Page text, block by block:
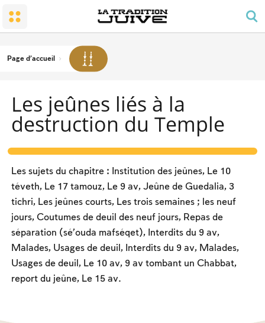
L’honneur dû aux parents
Joies familiales
Deuil
La conversion
Prière et ordonnancement de la journée
Obligation des hommes en matière de prière
Les bénédictions
Deux types de lois, ‘hoq et michpat
Chabbat, fêtes et solennités
Chabbat – les travaux interdits
Les fêtes du calendrier
Pessa’h
Le compte de l’omer et les jours de commémoration
nationale
La fête de Chavou’ot
Roch hachana
Yom Kipour
La fête de Soukot
Les jeûnes liés à la destruction du Temple
Page d'accueil
Les jeûnes liés à la
destruction du Temple
Les sujets du chapitre : Institution des jeûnes, Le 10
téveth, Le 17 tamouz, Le 9 av, Jeûne de Guedalia, 3
tichri, Les jeûnes courts, Les trois semaines ; les neuf
jours, Coutumes de deuil des neuf jours, Repas de
séparation (sé’ouda mafséqet), Interdits du 9 av,
Malades, Usages de deuil, Interdits du 9 av, Malades,
Usages de deuil, Le 10 av, 9 av tombant un Chabbat,
report du jeûne, Le 15 av.